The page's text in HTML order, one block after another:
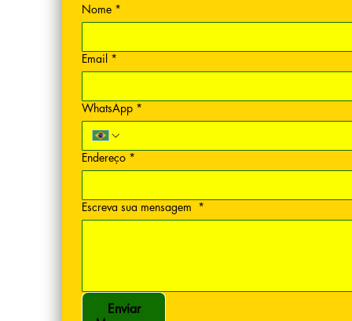
Nome *
Email *
WhatsApp *
Endereço *
Escreva sua mensagem *
Enviar